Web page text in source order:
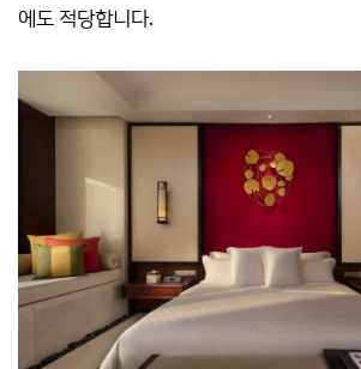
에도 적당합니다.